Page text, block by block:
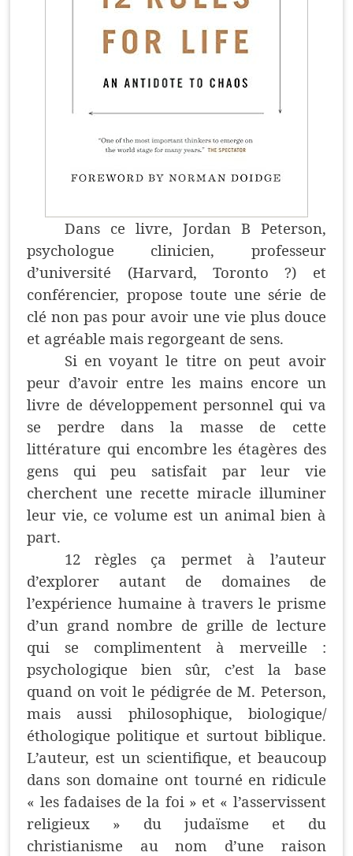
Dans ce livre, Jordan B Peterson,
psychologue clinicien, professeur
d’université (Harvard, Toronto ?) et
conférencier, propose toute une série de
clé non pas pour avoir une vie plus douce
et agréable mais regorgeant de sens.
Si en voyant le titre on peut avoir
peur d’avoir entre les mains encore un
livre de développement personnel qui va
se perdre dans la masse de cette
littérature qui encombre les étagères des
gens qui peu satisfait par leur vie
cherchent une recette miracle illuminer
leur vie, ce volume est un animal bien à
part.
12 règles ça permet à l’auteur
d’explorer autant de domaines de
l’expérience humaine à travers le prisme
d’un grand nombre de grille de lecture
qui se complimentent à merveille :
psychologique bien sûr, c’est la base
quand on voit le pédigrée de M. Peterson,
mais aussi philosophique, biologique/
éthologique politique et surtout biblique.
L’auteur, est un scientifique, et beaucoup
dans son domaine ont tourné en ridicule
« les fadaises de la foi » et « l’asservissent
religieux » du judaïsme et du
christianisme au nom d’une raison